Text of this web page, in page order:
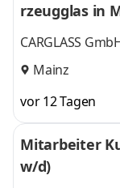
rzeugglas in
35
CARGLASS
Mainz
vor 12 Tagen
Mitarbeiter
w/d)